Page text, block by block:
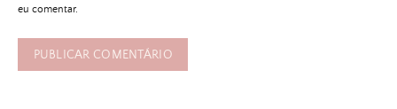
eu comentar.